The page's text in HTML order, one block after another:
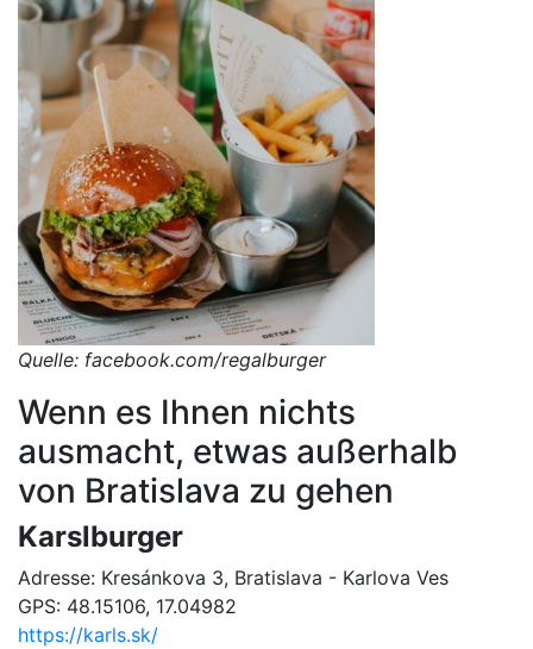
Quelle: facebook.com/regalburger
Wenn es Ihnen nichts
ausmacht, etwas außerhalb
von Bratislava zu gehen
Karslburger
Adresse: Kresánkova 3, Bratislava - Karlova Ves
GPS: 48.15106, 17.04982
https://karls.sk/